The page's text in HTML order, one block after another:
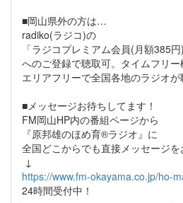
■岡山県外の方は…
radiko(ラジコ)の
「ラジコプレミアム会員(月額385円)
へのご登録で聴取可。タイムフリー
エリアフリーで全国各地のラジオが
■メッセージお待ちしてます！
FM岡山HP内の番組ページから
『原邦雄のほめ育®ラジオ』に
全国どこからでも直接メッセージを
↓
https://www.fm-okayama.co.jp/ho-
24時間受付中！